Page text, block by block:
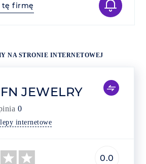
tę firmę
NA STRONIE INTERNETOWEJ
JEWELRY
0
internetowe
0.0